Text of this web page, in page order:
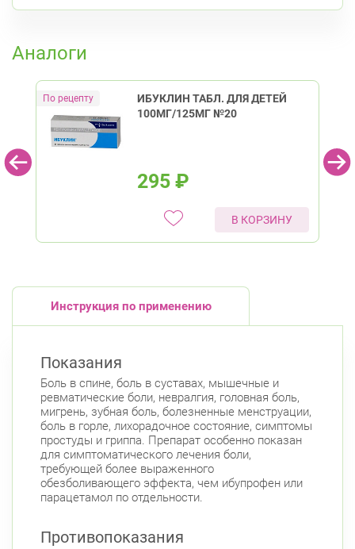
Аналоги
ИБУКЛИН ТАБЛ. ДЛЯ ДЕТЕЙ
100МГ/125МГ №20
295 ₽
В КОРЗИНУ
Инструкция по применению
Показания
Боль в спине, боль в суставах, мышечные и
ревматические боли, невралгия, головная боль,
мигрень, зубная боль, болезненные менструации,
боль в горле, лихорадочное состояние, симптомы
простуды и гриппа. Препарат особенно показан
для симптоматического лечения боли,
требующей более выраженного
обезболивающего эффекта, чем ибупрофен или
парацетамол по отдельности.
Противопоказания